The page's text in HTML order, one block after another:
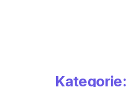
Kategorie: